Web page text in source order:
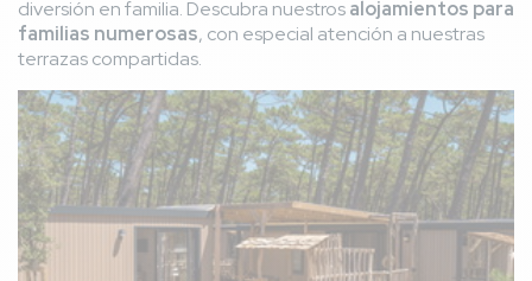
diversión en familia. Descubra nuestrosalojamientos para
familias numerosas, con especial atención a nuestras
terrazas compartidas.
Imagen